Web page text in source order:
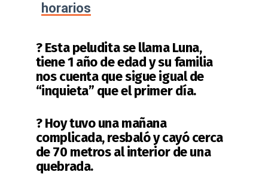
horarios
? Esta peludita se llama Luna,
tiene 1 año de edad y su familia
nos cuenta que sigue igual de
“inquieta” que el primer día.
? Hoy tuvo una mañana
complicada, resbaló y cayó cerca
de 70 metros al interior de una
quebrada.